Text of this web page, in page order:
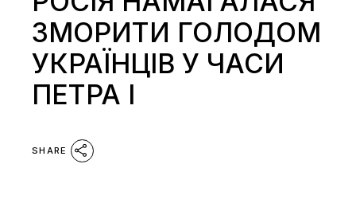
ЗМОРИТИ ГОЛОДОМ
УКРАЇНЦІВ У ЧАСИ
ПЕТРА І
SHARE